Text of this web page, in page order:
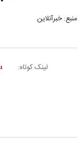
منبع: خبرآنلاین
لینک کوتاه: